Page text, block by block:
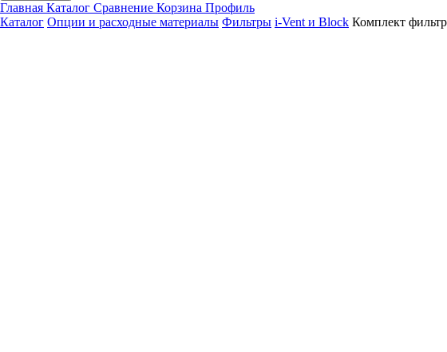
Главная Каталог Сравнение Корзина Профиль
Каталог Опции и расходные материалы Фильтры i-Vent и Block Комплект